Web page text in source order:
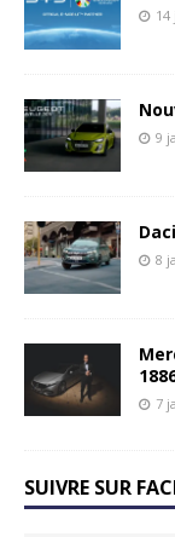
9
8
7
SUIVRE SUR